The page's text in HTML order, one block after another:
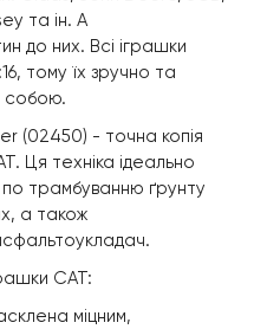
та ін. А
до них. Всі іграшки
тому їх зручно та
собою.
(02450) - точна копія
Ця техніка ідеально
по трамбуванню ґрунту
а також
CAT:
міцним,